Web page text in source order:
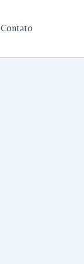
Contato